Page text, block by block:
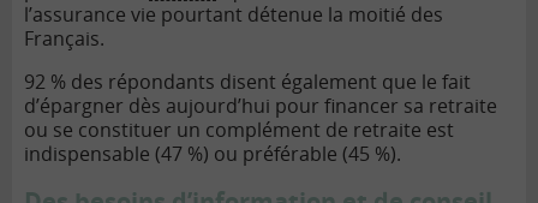
l’assurance vie pourtant détenue la moitié des
Français.
92 % des répondants disent également que le fait
d’épargner dès aujourd’hui pour financer sa retraite
ou se constituer un complément de retraite est
indispensable (47 %) ou préférable (45 %).